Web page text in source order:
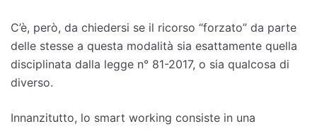
C’è, però, da chiedersi se il ricorso “forzato” da parte
delle stesse a questa modalità sia esattamente quella
disciplinata dalla legge n° 81-2017, o sia qualcosa di
diverso.
Innanzitutto, lo smart working consiste in una